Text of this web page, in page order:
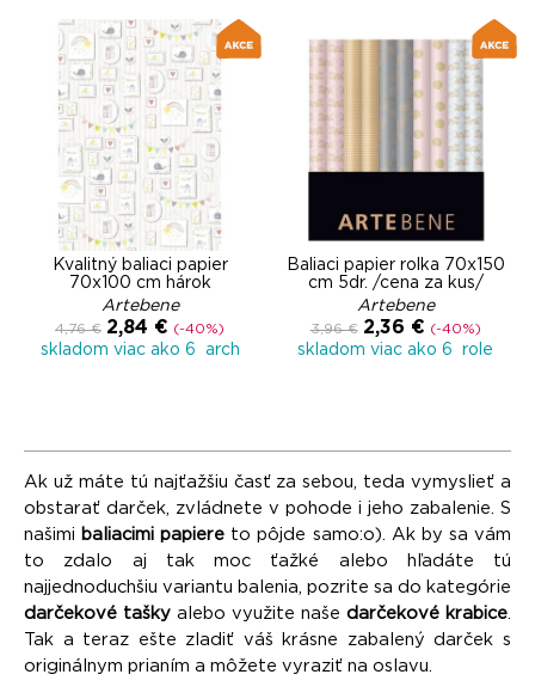
Kvalitný baliaci papier
70x100 cm hárok
Artebene
4,76 € 2,84 € (-40%)
skladom viac ako 6 arch
Baliaci papier rolka 70x150
cm 5dr. /cena za kus/
Artebene
3,96 € 2,36 € (-40%)
skladom viac ako 6 role
Ak už máte tú najťažšiu časť za sebou, teda vymyslieť a
obstarať darček, zvládnete v pohode i jeho zabalenie. S
našimi baliacimi papiere to pôjde samo:o). Ak by sa vám
to zdalo aj tak moc ťažké alebo hľadáte tú
najjednoduchšiu variantu balenia, pozrite sa do kategórie
darčekové tašky alebo využite naše darčekové krabice.
Tak a teraz ešte zladiť váš krásne zabalený darček s
originálnym prianím a môžete vyraziť na oslavu.